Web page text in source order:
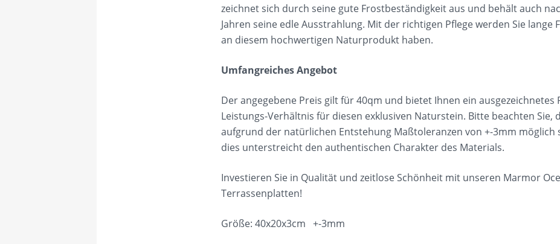
zeichnet sich durch seine gute Frostbeständigkeit aus und behält auch
Jahren seine edle Ausstrahlung. Mit der richtigen Pflege werden Sie lange
an diesem hochwertigen Naturprodukt haben.
Umfangreiches Angebot
Der angegebene Preis gilt für 40qm und bietet Ihnen ein ausgezeichnetes
Leistungs-Verhältnis für diesen exklusiven Naturstein. Bitte beachten Sie,
aufgrund der natürlichen Entstehung Maßtoleranzen von +-3mm möglich
dies unterstreicht den authentischen Charakter des Materials.
Investieren Sie in Qualität und zeitlose Schönheit mit unseren Marmor
Terrassenplatten!
Größe: 40x20x3cm +-3mm